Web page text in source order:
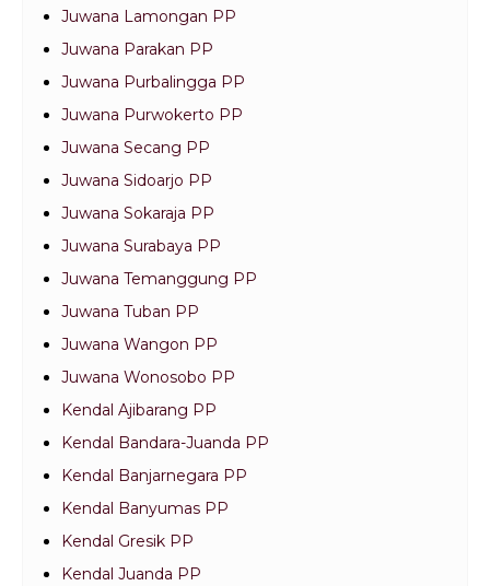
Juwana Lamongan PP
Juwana Parakan PP
Juwana Purbalingga PP
Juwana Purwokerto PP
Juwana Secang PP
Juwana Sidoarjo PP
Juwana Sokaraja PP
Juwana Surabaya PP
Juwana Temanggung PP
Juwana Tuban PP
Juwana Wangon PP
Juwana Wonosobo PP
Kendal Ajibarang PP
Kendal Bandara-Juanda PP
Kendal Banjarnegara PP
Kendal Banyumas PP
Kendal Gresik PP
Kendal Juanda PP